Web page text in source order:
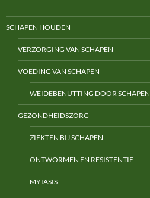
SCHAPEN HOUDEN
VERZORGING VAN SCHAPEN
VOEDING VAN SCHAPEN
WEIDEBENUTTING DOOR SCHAPEN
GEZONDHEIDSZORG
ZIEKTEN BIJ SCHAPEN
ONTWORMEN EN RESISTENTIE
MYIASIS